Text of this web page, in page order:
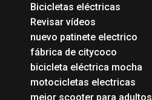
Bicicletas eléctricas
Revisar vídeos
nuevo patinete electrico
fábrica de citycoco
bicicleta eléctrica mocha
motocicletas electricas
mejor scooter para adultos